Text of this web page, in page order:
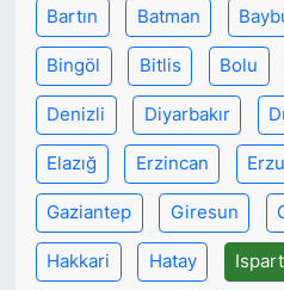
Bartın Batman
Bingöl Bitlis Bolu
Denizli Diyarbakır
Elazığ Erzincan
Gaziantep Giresun
Hakkari Hatay